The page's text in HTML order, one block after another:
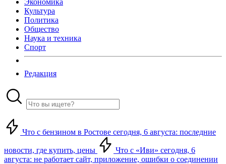
Экономика
Культура
Политика
Общество
Наука и техника
Спорт
Редакция
Что с бензином в Ростове сегодня, 6 августа: последние
новости, где купить, цены
Что с «Иви» сегодня, 6
августа: не работает сайт, приложение, ошибки о соединении